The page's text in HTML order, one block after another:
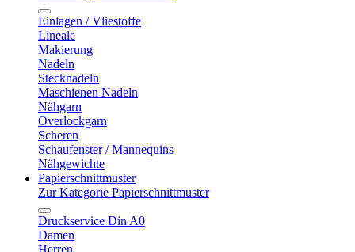
Einlagen / Vliestoffe
Lineale
Makierung
Nadeln
Stecknadeln
Maschienen Nadeln
Nähgarn
Overlockgarn
Scheren
Schaufenster / Mannequins
Nähgewichte
Papierschnittmuster
Zur Kategorie Papierschnittmuster
Druckservice Din A0
Damen
Herren